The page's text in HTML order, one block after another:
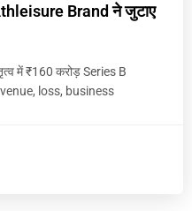
Brand ने जुटाए
में ₹160 करोड़ Series B
loss, business